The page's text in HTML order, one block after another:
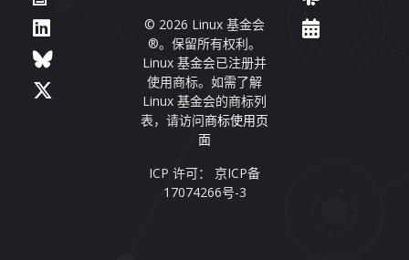
© 2026 Linux 基金会
®。保留所有权利。
Linux 基金会已注册并
使用商标。如需了解
Linux 基金会的商标列
表，请访问商标使用页
面
ICP 许可： 京ICP备
17074266号-3